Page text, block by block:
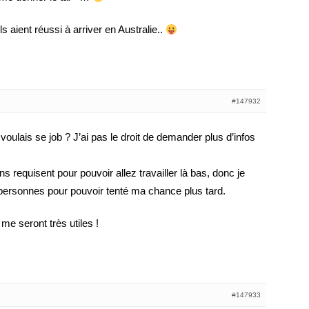
aient réussi à arriver en Australie..
#147932
se job ? J’ai pas le droit de demander plus d’infos
requisent pour pouvoir allez travailler là bas, donc je
pour pouvoir tenté ma chance plus tard.
seront très utiles !
#147933